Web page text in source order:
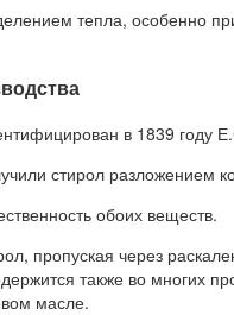
тепла, особенно
в 1839 году
стирол разложением
обоих веществ.
пропуская через
также во многих
масле.